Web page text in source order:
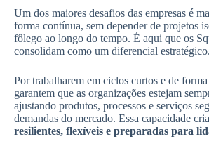
Um dos maiores desafios das empresas é
forma contínua, sem depender de projetos
fôlego ao longo do tempo. É aqui que os
consolidam como um diferencial estratégico.
Por trabalharem em ciclos curtos e de
garantem que as organizações estejam
ajustando produtos, processos e serviços
demandas do mercado. Essa capacidade
resilientes, flexíveis e preparadas para